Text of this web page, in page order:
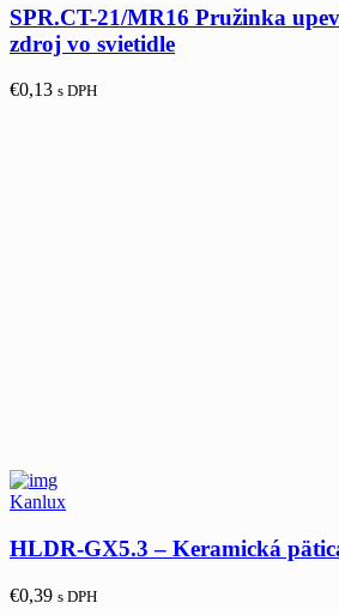
SPR.CT-21/MR16 Pružinka
zdroj vo svietidle
€0,13 s DPH
Kanlux
HLDR-GX5.3 – Keramická
€0,39 s DPH